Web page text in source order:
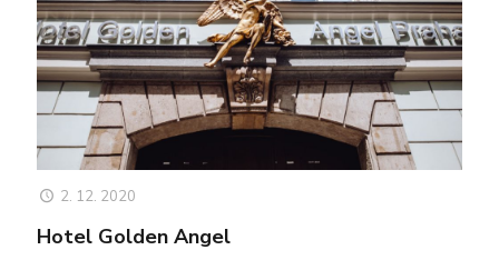
2. 12. 2020
Hotel Golden Angel